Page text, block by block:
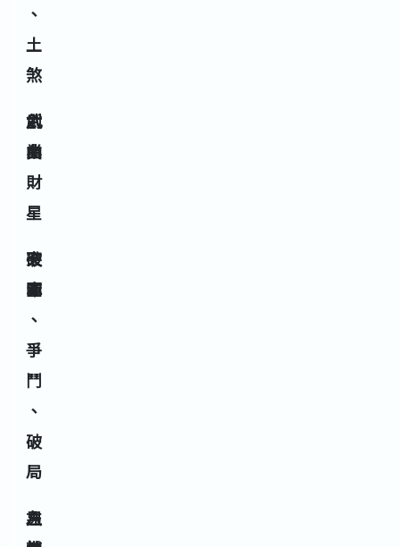
、
土
煞
六
白
武
曲
創
業
財
星
七
赤
破
軍
突
圍
、
爭
鬥
、
破
局
八
左
男